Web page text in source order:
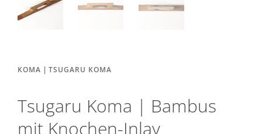
KOMA | TSUGARU KOMA
Tsugaru Koma | Bambus
mit Knochen-Inlay